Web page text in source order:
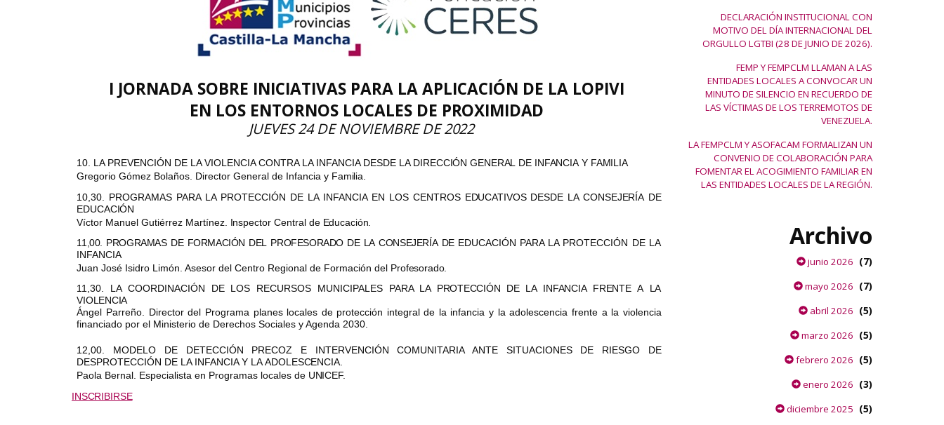
I JORNADA SOBRE INICIATIVAS PARA LA APLICACIÓN DE LA LOPIVI
EN LOS ENTORNOS LOCALES DE PROXIMIDAD
JUEVES 24 DE NOVIEMBRE DE2022
10. LA PREVENCIÓN DE LA VIOLENCIA CONTRA LA INFANCIA DESDE LA DIRECCIÓN GENERAL DE INFANCIA Y FAMILIA
Gregorio Gómez Bolaños. Director General de Infancia y Familia.
10,30. PROGRAMAS PARA LA PROTECCIÓN DE LA INFANCIA EN LOS CENTROS EDUCATIVOS DESDE LA CONSEJERÍA DE
EDUCACIÓN
Víctor Manuel Gutiérrez Martínez. Inspector Central de Educación.
11,00. PROGRAMAS DE FORMACIÓN DEL PROFESORADO DE LA CONSEJERÍA DE EDUCACIÓN PARA LA PROTECCIÓN DE LA
INFANCIA
Juan José Isidro Limón. Asesor del Centro Regional de Formación del Profesorado.
11,30. LA COORDINACIÓN DE LOS RECURSOS MUNICIPALES PARA LA PROTECCIÓN DE LA INFANCIA FRENTE A
LA
VIOLENCIA
Ángel Parreño. Director del Programa planes locales de protección integral de la infancia y la adolescencia frente a la violencia
financiado por el Ministerio de Derechos Sociales y Agenda 2030.
12,00. MODELO DE DETECCIÓN PRECOZ E INTERVENCIÓN COMUNITARIA ANTE SITUACIONES DE RIESGO DE
DESPROTECCIÓN DE LA INFANCIA Y LAADOLESCENCIA.
Paola Bernal. Especialista en Programas locales de UNICEF.
INSCRIBIRSE
DECLARACIÓN INSTITUCIONAL CON
MOTIVO DEL DÍA INTERNACIONAL DEL
ORGULLO LGTBI (28 DE JUNIO DE 2026).
FEMP Y FEMPCLM LLAMAN A LAS
ENTIDADES LOCALES A CONVOCAR UN
MINUTO DE SILENCIO EN RECUERDO DE
LAS VÍCTIMAS DE LOS TERREMOTOS DE
VENEZUELA.
LA FEMPCLM Y ASOFACAM FORMALIZAN UN
CONVENIO DE COLABORACIÓN PARA
FOMENTAR EL ACOGIMIENTO FAMILIAR EN
LAS ENTIDADES LOCALES DE LA REGIÓN.
Archivo
junio 2026 (7)
mayo 2026 (7)
abril 2026 (5)
marzo 2026 (5)
febrero 2026 (5)
enero 2026 (3)
diciembre 2025 (5)